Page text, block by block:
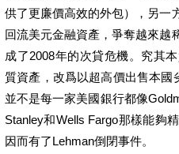
供了更廉價高效的外包），另一
回流美元金融資產，爭奪越來越
成了2008年的次貸危機。究其
質資產，改爲以超高價出售本
並不是每一家美國銀行都像
Stanley和Wells Fargo那樣能夠
因而有了Lehman倒閉事件。